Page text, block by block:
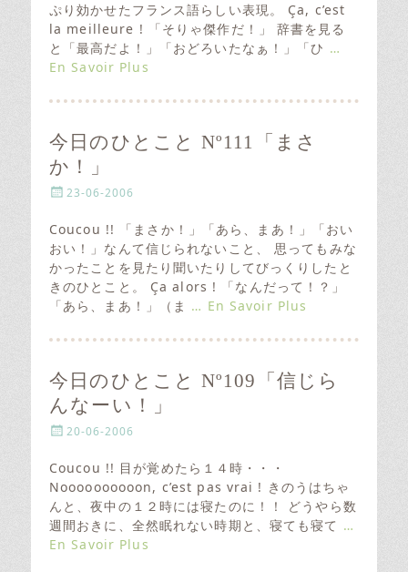
e
d
o
n
ぷり効かせたフランス語らしい表現。 Ça, c’est
la meilleure ! 「そりゃ傑作だ！」 辞書を見る
と「最高だよ！」「おどろいたなぁ！」「ひ …
En Savoir Plus
今日のひとこと Nº111「まさ
か！」
P
s
t
e
d
o
23-06-2006
Coucou !! 「まさか！」「あら、まあ！」「おい
おい！」なんて信じられないこと、 思ってもみな
かったことを見たり聞いたりしてびっくりしたと
きのひとこと。 Ça alors ! 「なんだって！？」
「あら、まあ！」（ま … En Savoir Plus
今日のひとこと Nº109「信じら
んなーい！」
P
s
t
e
d
o
n
20-06-2006
Coucou !! 目が覚めたら１４時・・・
Noooooooooon, c’est pas vrai ! きのうはちゃ
んと、夜中の１２時には寝たのに！！ どうやら数
週間おきに、全然眠れない時期と、寝ても寝て …
En Savoir Plus